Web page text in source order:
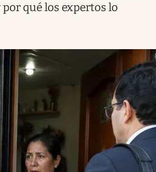
por qué los expertos lo